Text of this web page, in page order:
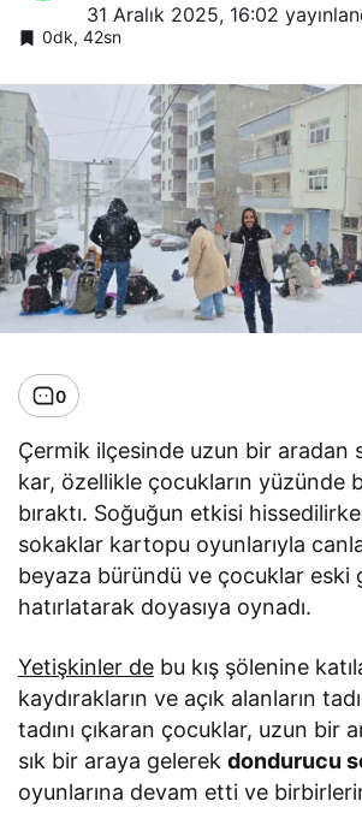
31 Aralık 2025, 16:02
0dk, 42sn
0
Çermik ilçesinde uzun bir aradan
kar, özellikle çocukların yüzünde
bıraktı. Soğuğun etkisi
sokaklar kartopu oyunlarıyla
beyaza büründü ve çocuklar eski
hatırlatarak doyasıya oynadı.
Yetişkinler de bu kış şölenine
kaydırakların ve açık alanların
tadını çıkaran çocuklar, uzun bir
sık bir araya gelerekdondurucu
oyunlarına devam etti ve